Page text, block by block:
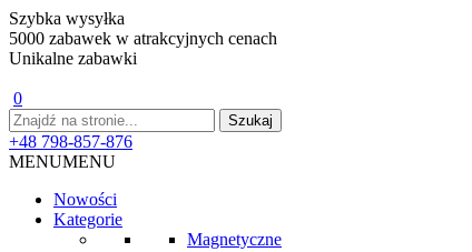
Szybka wysyłka
5000 zabawek w atrakcyjnych cenach
Unikalne zabawki
0
+48 798-857-876
MENUMENU
Nowości
Kategorie
Magnetyczne